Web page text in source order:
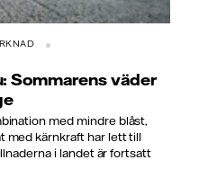
Sommarens väder
med mindre blåst,
med kärnkraft har lett till
i landet är fortsatt